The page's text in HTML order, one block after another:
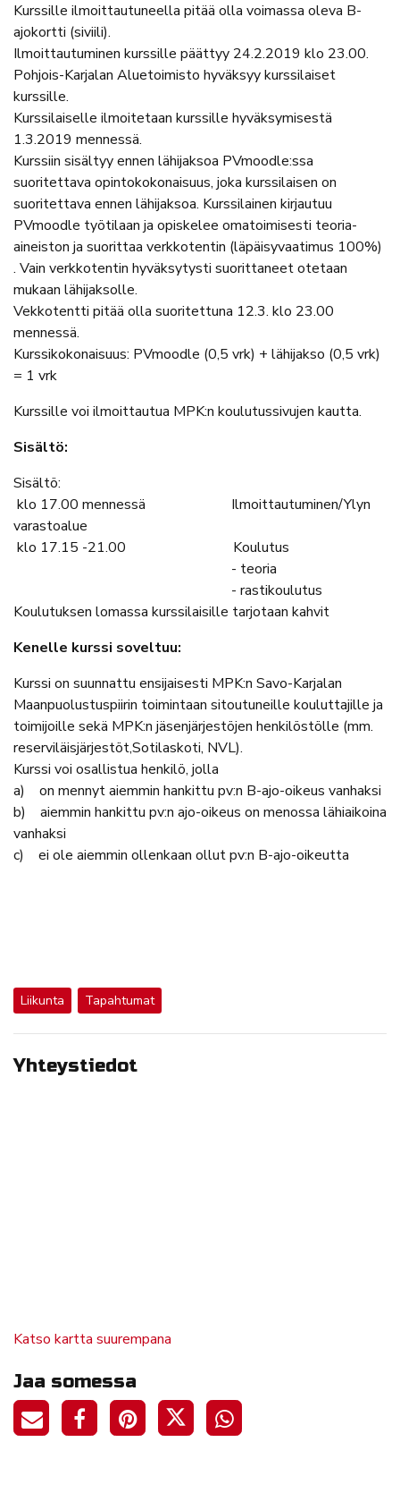
Kurssille ilmoittautuneella pitää olla voimassa oleva B-
ajokortti (siviili).
Ilmoittautuminen kurssille päättyy 24.2.2019 klo 23.00.
Pohjois-Karjalan Aluetoimisto hyväksyy kurssilaiset
kurssille.
Kurssilaiselle ilmoitetaan kurssille hyväksymisestä
1.3.2019 mennessä.
Kurssiin sisältyy ennen lähijaksoa PVmoodle:ssa
suoritettava opintokokonaisuus, joka kurssilaisen on
suoritettava ennen lähijaksoa. Kurssilainen kirjautuu
PVmoodle työtilaan ja opiskelee omatoimisesti teoria-
aineiston ja suorittaa verkkotentin (läpäisyvaatimus 100%)
. Vain verkkotentin hyväksytysti suorittaneet otetaan
mukaan lähijaksolle.
Vekkotentti pitää olla suoritettuna 12.3. klo 23.00
mennessä.
Kurssikokonaisuus: PVmoodle (0,5 vrk) + lähijakso (0,5 vrk)
= 1 vrk
Kurssille voi ilmoittautua MPK:n koulutussivujen kautta.
Sisältö:
Sisältö:
klo 17.00 mennessä Ilmoittautuminen/Ylyn
varastoalue
klo 17.15 -21.00 Koulutus
- teoria
- rastikoulutus
Koulutuksen lomassa kurssilaisille tarjotaan kahvit
Kenelle kurssi soveltuu:
Kurssi on suunnattu ensijaisesti MPK:n Savo-Karjalan
Maanpuolustuspiirin toimintaan sitoutuneille kouluttajille ja
toimijoille sekä MPK:n jäsenjärjestöjen henkilöstölle (mm.
reserviläisjärjestöt,Sotilaskoti, NVL).
Kurssi voi osallistua henkilö, jolla
a) on mennyt aiemmin hankittu pv:n B-ajo-oikeus vanhaksi
b) aiemmin hankittu pv:n ajo-oikeus on menossa lähiaikoina
vanhaksi
c) ei ole aiemmin ollenkaan ollut pv:n B-ajo-oikeutta
Liikunta Tapahtumat
Yhteystiedot
Katso kartta suurempana
Jaa somessa